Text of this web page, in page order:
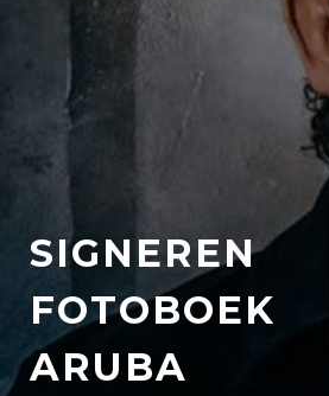
SIGNEREN
FOTOBOEK
ARUBA